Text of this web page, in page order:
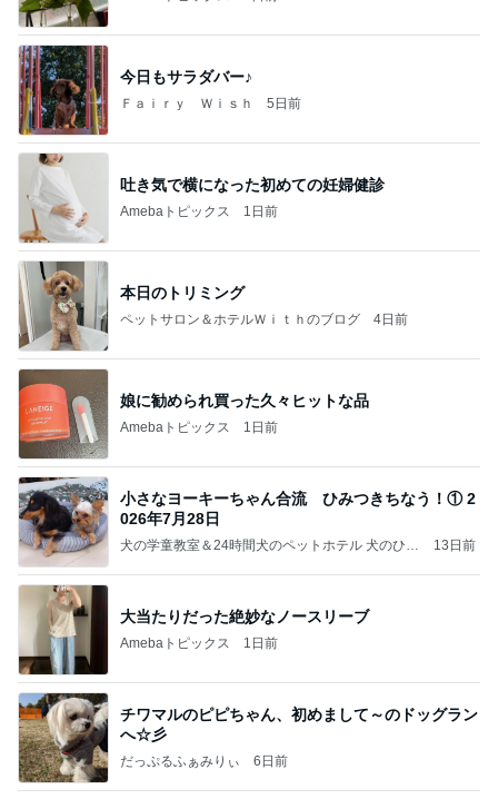
今日もサラダバー♪
Ｆａｉｒｙ Ｗｉｓｈ 5日前
吐き気で横になった初めての妊婦健診
Amebaトピックス 1日前
本日のトリミング
ペットサロン＆ホテルＷｉｔｈのブログ 4日前
娘に勧められ買った久々ヒットな品
Amebaトピックス 1日前
小さなヨーキーちゃん合流 ひみつきちなう！① 2
026年7月28日
犬の学童教室＆24時間犬のペットホテル 犬のひみ
13日前
大当たりだった絶妙なノースリーブ
Amebaトピックス 1日前
チワマルのピピちゃん、初めまして～のドッグラン
へ☆彡
だっぷるふぁみりぃ 6日前